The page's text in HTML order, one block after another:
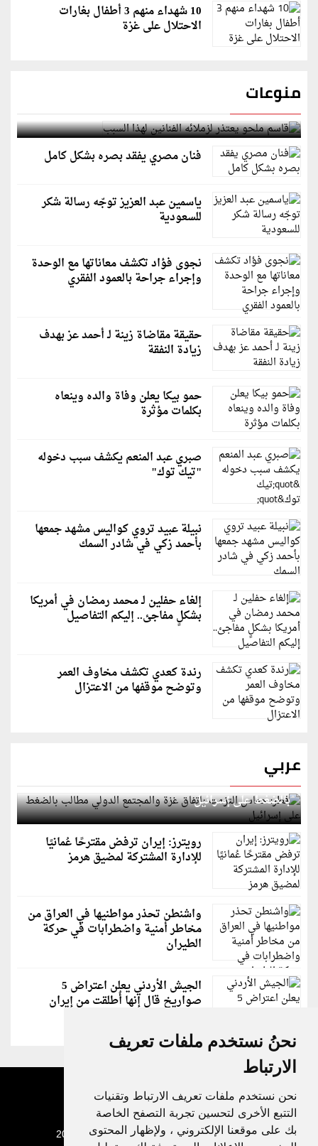
نحنُ نستخدم ملفات تعريف
الارتباط
نحن نستخدم ملفات تعريف الارتباط وتقنيات
التتبع الأخرى لتحسين تجربة التصفح الخاصة
بك على موقعنا الإلكتروني ، ولإظهار المحتوى
10 شهداء منهم 3 أطفال بغارات
الاحتلال على غزة
منوعات
قاسم ملحو يعتذر لزملائه الفنانين لهذا السبب
فنان مصري يفقد بصره بشكل كامل
ياسمين عبد العزيز توجّه رسالة شكر
للسعودية
نجوى فؤاد تكشف معاناتها مع الوحدة
وإجراء جراحة بالعمود الفقري
حقيقة مقاضاة زينة لـ أحمد عز بهدف
زيادة النفقة
حمو بيكا يعلن وفاة والده وينعاه
بكلمات مؤثرة
صبري عبد المنعم يكشف سبب دخوله
"تيك توك"
نبيلة عبيد تروي كواليس مشهد جمعها
بأحمد زكي في شادر السمك
إلغاء حفلين لـ محمد رمضان في أمريكا
بشكلٍ مفاجئ.. إليكم التفاصيل
رندة كعدي تكشف مخاوف العمر
وتوضح موقفها من الاعتزال
عربي
قطر: حماس التزمت باتفاق غزة والمجتمع الدولي مطالب
بالضغط على إسرائيل
رويترز: إيران ترفض مقترحًا عُمانيًا
للإدارة المشتركة لمضيق هرمز
واشنطن تحذر مواطنيها في العراق من
مخاطر أمنية واضطرابات في حركة
الطيران
الجيش الأردني يعلن اعتراض 5
صواريخ قال إنها أُطلقت من إيران
جميع الحقوق محفوظة لدنيا الوطن © 2003 - 2022